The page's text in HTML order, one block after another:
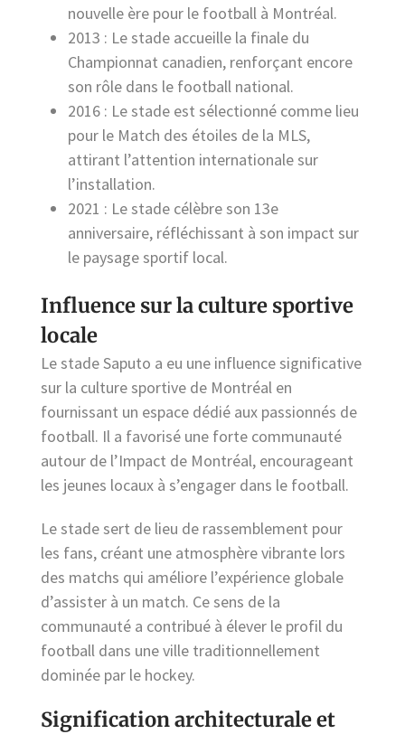
nouvelle ère pour le football à Montréal.
2013 : Le stade accueille la finale du
Championnat canadien, renforçant encore
son rôle dans le football national.
2016 : Le stade est sélectionné comme lieu
pour le Match des étoiles de la MLS,
attirant l’attention internationale sur
l’installation.
2021 : Le stade célèbre son 13e
anniversaire, réfléchissant à son impact sur
le paysage sportif local.
Influence sur la culture sportive
locale
Le stade Saputo a eu une influence significative
sur la culture sportive de Montréal en
fournissant un espace dédié aux passionnés de
football. Il a favorisé une forte communauté
autour de l’Impact de Montréal, encourageant
les jeunes locaux à s’engager dans le football.
Le stade sert de lieu de rassemblement pour
les fans, créant une atmosphère vibrante lors
des matchs qui améliore l’expérience globale
d’assister à un match. Ce sens de la
communauté a contribué à élever le profil du
football dans une ville traditionnellement
dominée par le hockey.
Signification architecturale et